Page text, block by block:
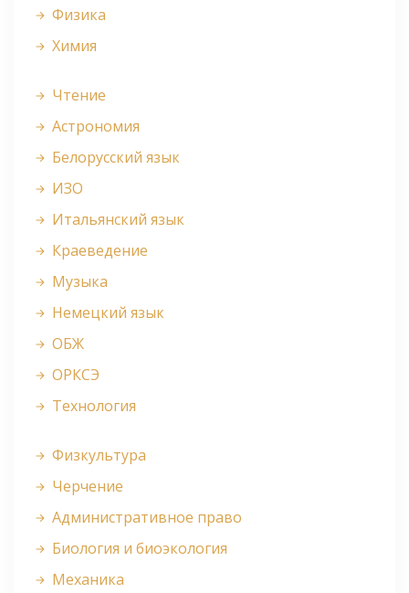
Физика
Химия
Чтение
Астрономия
Белорусский язык
ИЗО
Итальянский язык
Краеведение
Музыка
Немецкий язык
ОБЖ
ОРКСЭ
Технология
Физкультура
Черчение
Административное право
Биология и биоэкология
Механика